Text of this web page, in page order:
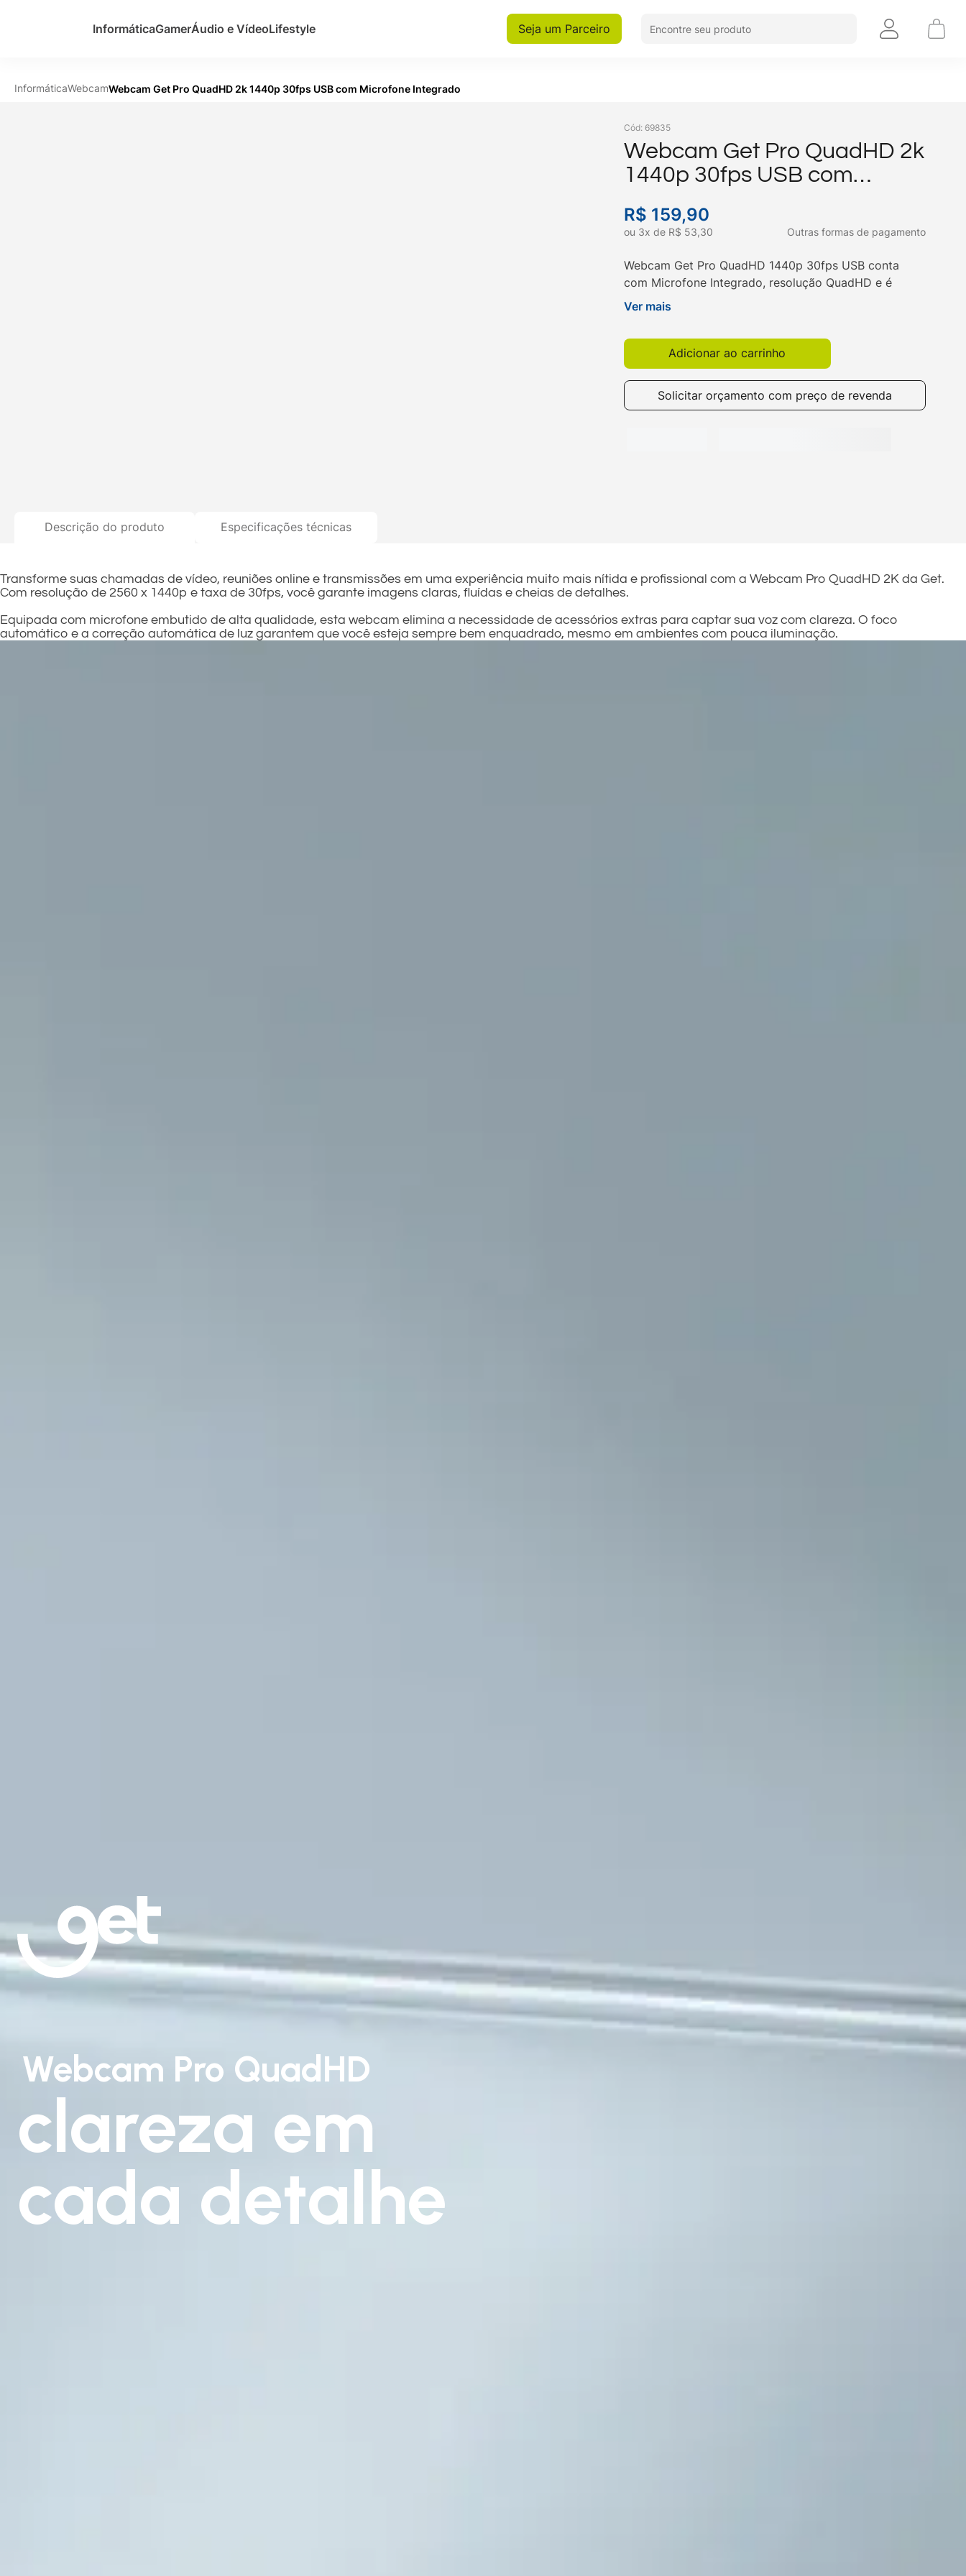
InformáticaGamerÁudio e VídeoLifestyle Seja um Parceiro Encontre seu produto
InformáticaWebcamWebcam Get Pro QuadHD 2k 1440p 30fps USB com Microfone Integrado
Cód: 69835
Webcam Get Pro QuadHD 2k
1440p 30fps USB com
R$ 159,90
ou 3x de R$ 53,30 Outras formas de pagamento
Webcam Get Pro QuadHD 1440p 30fps USB conta
com Microfone Integrado, resolução QuadHD e é
compatível com monitores e notebooks. Compre já a
Ver mais
Adicionar ao carrinho
Solicitar orçamento com preço de revenda
Descrição do produto Especificações técnicas
Transforme suas chamadas de vídeo, reuniões online e transmissões em uma experiência muito mais nítida e profissional com a Webcam Pro QuadHD 2K da Get.
Com resolução de 2560 x 1440p e taxa de 30fps, você garante imagens claras, fluídas e cheias de detalhes.
Equipada com microfone embutido de alta qualidade, esta webcam elimina a necessidade de acessórios extras para captar sua voz com clareza. O foco
automático e a correção automática de luz garantem que você esteja sempre bem enquadrado, mesmo em ambientes com pouca iluminação.
Webcam Pro QuadHD
clareza em
cada detalhe